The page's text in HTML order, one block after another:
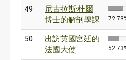
49
尼古拉斯·杜爾
博士的解剖學課
50
出訪英國宮廷的
法國大使